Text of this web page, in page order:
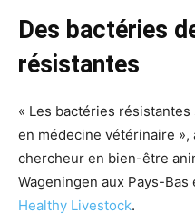
Des bactéries
résistantes
« Les bactéries
en médecine vétérinaire »,
chercheur en bien-être
Wageningen aux Pays-
Healthy Livestock.